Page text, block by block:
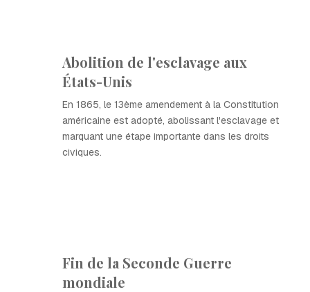
Abolition de l'esclavage aux
États-Unis
En 1865, le 13ème amendement à la Constitution
américaine est adopté, abolissant l'esclavage et
marquant une étape importante dans les droits
civiques.
Fin de la Seconde Guerre
mondiale